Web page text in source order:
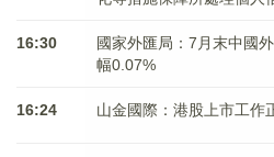
16:30
國家外匯局：7月末中國
幅0.07%
16:24 山金國際：港股上市工作